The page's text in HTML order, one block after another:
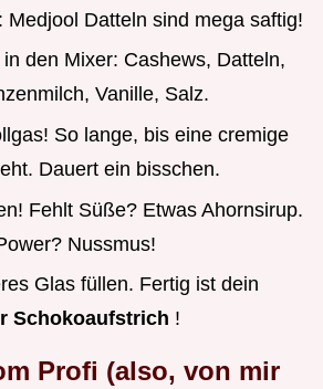
Medjool Datteln sind mega saftig!
den Mixer: Cashews, Datteln,
Vanille, Salz.
So lange, bis eine cremige
Dauert ein bisschen.
Fehlt Süße? Etwas Ahornsirup.
Nussmus!
Glas füllen. Fertig ist dein
Schokoaufstrich !
Profi (also, von mir